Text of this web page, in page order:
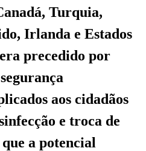
Turquia,
Irlanda e Estados
precedido por
aos cidadãos
e troca de
a potencial